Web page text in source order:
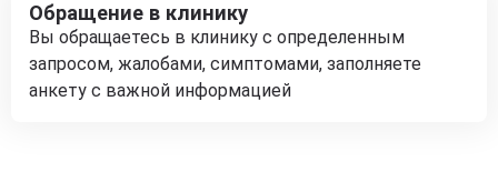
Обращение в клинику
Вы обращаетесь в клинику с определенным
запросом, жалобами, симптомами, заполняете
анкету с важной информацией